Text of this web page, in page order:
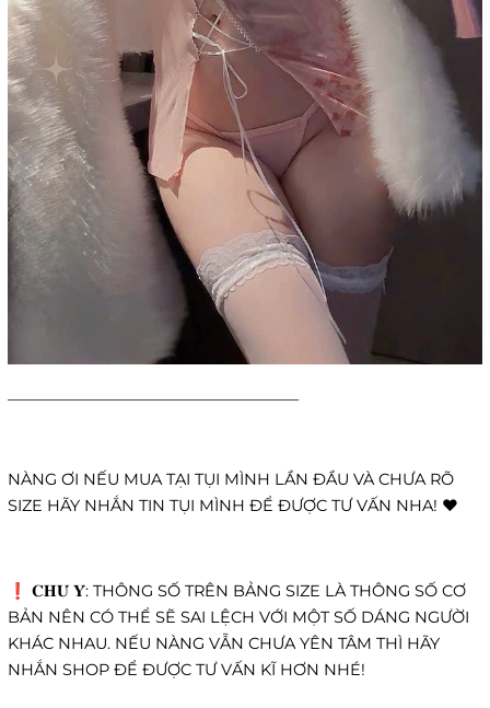
NÀNG ƠI NẾU MUA TẠI TỤI MÌNH LẦN ĐẦU VÀ CHƯA RÕ
SIZE HÃY NHẮN TIN TỤI MÌNH ĐỂ ĐƯỢC TƯ VẤN NHA! ❤️
❗️ 𝐂𝐇𝐔́ 𝐘́: THÔNG SỐ TRÊN BẢNG SIZE LÀ THÔNG SỐ CƠ
BẢN NÊN CÓ THỂ SẼ SAI LỆCH VỚI MỘT SỐ DÁNG NGƯỜI
KHÁC NHAU. NẾU NÀNG VẪN CHƯA YÊN TÂM THÌ HÃY
NHẮN SHOP ĐỂ ĐƯỢC TƯ VẤN KĨ HƠN NHÉ!